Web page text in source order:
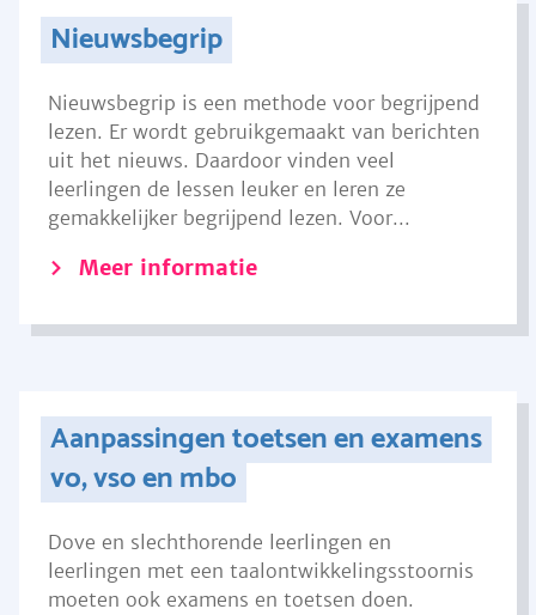
Nieuwsbegrip
Nieuwsbegrip is een methode voor begrijpend
lezen. Er wordt gebruikgemaakt van berichten
uit het nieuws. Daardoor vinden veel
leerlingen de lessen leuker en leren ze
gemakkelijker begrijpend lezen. Voor...
Meer informatie
Aanpassingen toetsen en examens
vo, vso en mbo
Dove en slechthorende leerlingen en
leerlingen met een taalontwikkelingsstoornis
moeten ook examens en toetsen doen.